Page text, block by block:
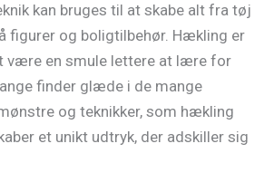
kan bruges til at skabe alt fra tøj
figurer og boligtilbehør. Hækling er
være en smule lettere at lære for
finder glæde i de mange
og teknikker, som hækling
et unikt udtryk, der adskiller sig